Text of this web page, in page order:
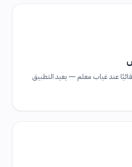
عند غياب معلم — يعيد التطبيق